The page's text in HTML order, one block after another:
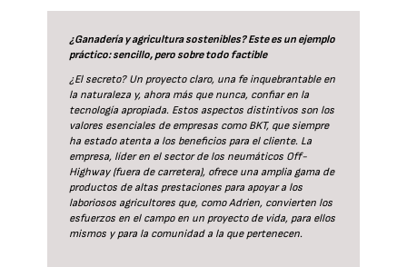
¿Ganadería y agricultura sostenibles? Este es un ejemplo
práctico: sencillo, pero sobre todo factible
¿El secreto? Un proyecto claro, una fe inquebrantable en
la naturaleza y, ahora más que nunca, confiar en la
tecnología apropiada. Estos aspectos distintivos son los
valores esenciales de empresas como BKT, que siempre
ha estado atenta a los beneficios para el cliente. La
empresa, líder en el sector de los neumáticos Off-
Highway (fuera de carretera), ofrece una amplia gama de
productos de altas prestaciones para apoyar a los
laboriosos agricultores que, como Adrien, convierten los
esfuerzos en el campo en un proyecto de vida, para ellos
mismos y para la comunidad a la que pertenecen.